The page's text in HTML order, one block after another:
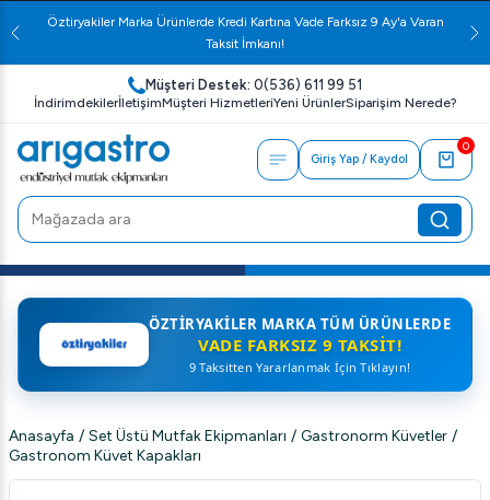
Öztiryakiler Marka Ürünlerde Kredi Kartına Vade Farksız 9 Ay'a Varan
Taksit İmkanı!
Müşteri Destek: 0(536) 611 99 51
İndirimdekilerİletişimMüşteri HizmetleriYeni ÜrünlerSiparişim Nerede?
Giriş Yap / Kaydol
0
ÖZTIRYAKILER MARKA TÜM ÜRÜNLERDE
VADE FARKSIZ 9 TAKSIT!
9 Taksitten Yararlanmak İçin Tıklayın!
Anasayfa / Set Üstü Mutfak Ekipmanları / Gastronorm Küvetler /
Gastronom Küvet Kapakları